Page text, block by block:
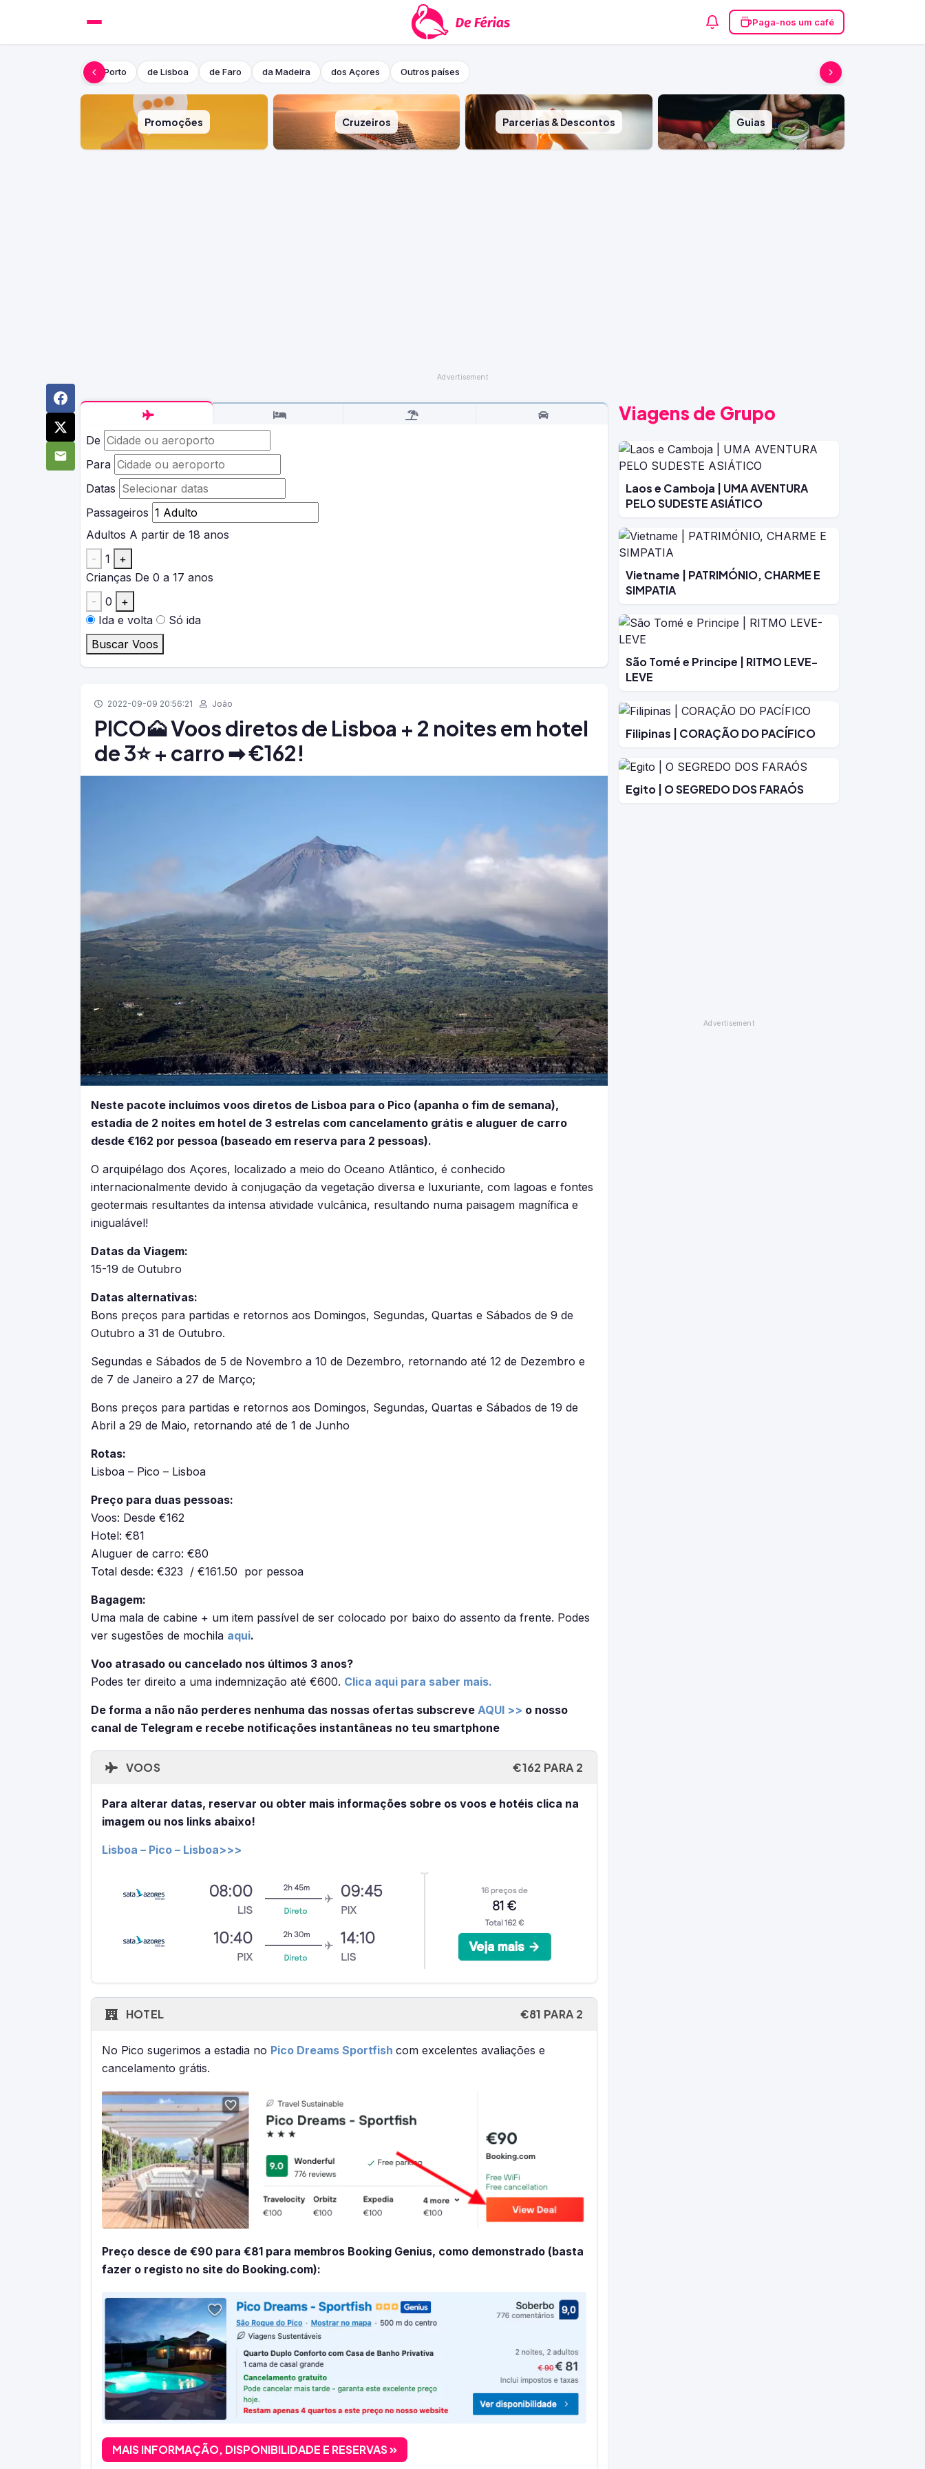
Paga-nos um café
do Porto de Lisboa de Faro da Madeira dos Açores Outros países
Promoções Cruzeiros Parcerias & Descontos Guias
De
Para
Datas
Passageiros
Adultos A partir de 18 anos
-
1
+
Crianças De 0 a 17 anos
-
0
+
Ida e volta
Só ida
Buscar Voos
2022-09-09 20:56:21 João
PICO🗻 Voos diretos de Lisboa + 2 noites em hotel
de 3⭐ + carro ➡ €162!
Neste pacote incluímos voos diretos de Lisboa para o Pico (apanha o fim de semana),
estadia de 2 noites em hotel de 3 estrelas com cancelamento grátis e aluguer de carro
desde €162 por pessoa (baseado em reserva para 2 pessoas).
O arquipélago dos Açores, localizado a meio do Oceano Atlântico, é conhecido
internacionalmente devido à conjugação da vegetação diversa e luxuriante, com lagoas e fontes
geotermais resultantes da intensa atividade vulcânica, resultando numa paisagem magnífica e
inigualável!
Datas da Viagem:
15-19 de Outubro
Datas alternativas:
Bons preços para partidas e retornos aos Domingos, Segundas, Quartas e Sábados de 9 de
Outubro a 31 de Outubro.
Segundas e Sábados de 5 de Novembro a 10 de Dezembro, retornando até 12 de Dezembro e
de 7 de Janeiro a 27 de Março;
Bons preços para partidas e retornos aos Domingos, Segundas, Quartas e Sábados de 19 de
Abril a 29 de Maio, retornando até de 1 de Junho
Rotas:
Lisboa – Pico – Lisboa
Preço para duas pessoas:
Voos: Desde €162
Hotel: €81
Aluguer de carro: €80
Total desde: €323 / €161.50 por pessoa
Bagagem:
Uma mala de cabine + um item passível de ser colocado por baixo do assento da frente. Podes
ver sugestões de mochila aqui.
Voo atrasado ou cancelado nos últimos 3 anos?
Podes ter direito a uma indemnização até €600. Clica aqui para saber mais.
De forma a não não perderes nenhuma das nossas ofertas subscreve AQUI >> o nosso
canal de Telegram e recebe notificações instantâneas no teu smartphone
VOOS €162 PARA 2
Para alterar datas, reservar ou obter mais informações sobre os voos e hotéis clica na
imagem ou nos links abaixo!
Lisboa – Pico – Lisboa>>>
HOTEL €81 PARA 2
No Pico sugerimos a estadia no Pico Dreams Sportfish com excelentes avaliações e
cancelamento grátis.
Preço desce de €90 para €81 para membros Booking Genius, como demonstrado (basta
fazer o registo no site do Booking.com):
MAIS INFORMAÇÃO, DISPONIBILIDADE E RESERVAS
Viagens de Grupo
Laos e Camboja | UMA AVENTURA
PELO SUDESTE ASIÁTICO
Vietname | PATRIMÓNIO, CHARME E
SIMPATIA
São Tomé e Principe | RITMO LEVE-
LEVE
Filipinas | CORAÇÃO DO PACÍFICO
Egito | O SEGREDO DOS FARAÓS